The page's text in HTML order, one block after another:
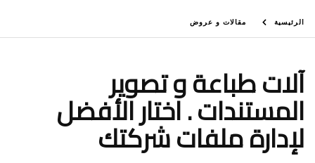
الرئيسية مقالات و عروض
آلات طباعة و تصوير
المستندات . اختار الأفضل
لإدارة ملفات شركتك